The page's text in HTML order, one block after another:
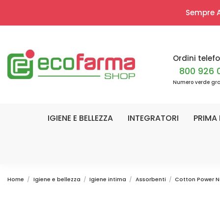
Sempre
Ordini
800 926
Numero verde
IGIENE E BELLEZZA INTEGRATORI PRIMA
Home Igiene e bellezza Igiene intima Assorbenti Cotton Power